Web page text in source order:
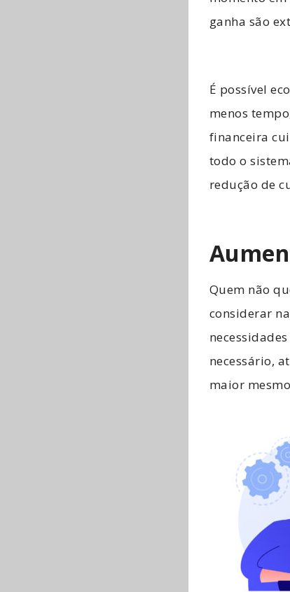
ganha são
É possível
menos
financeira
todo o
redução de
Quem não
considerar
necessário,
maior